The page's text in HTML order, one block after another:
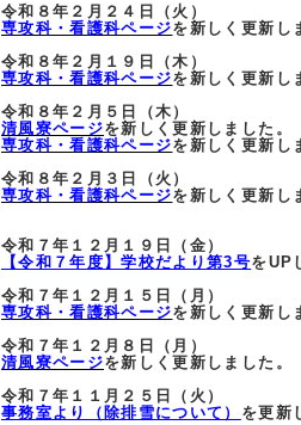
令和８年２月２４日（火）
専攻科・看護科ページを新しく更新し
令和８年２月１９日（木）
専攻科・看護科ページを新しく更新し
令和８年２月５日（木）
清風寮ページを新しく更新しました。
専攻科・看護科ページを新しく更新し
令和８年２月３日（火）
専攻科・看護科ページを新しく更新し
令和７年１２月１９日（金）
【令和７年度】学校だより第3号をUP
令和７年１２月１５日（月）
専攻科・看護科ページを新しく更新し
令和７年１２月８日（月）
清風寮ページを新しく更新しました。
令和７年１１月２５日（火）
事務室より（除排雪について） を更新